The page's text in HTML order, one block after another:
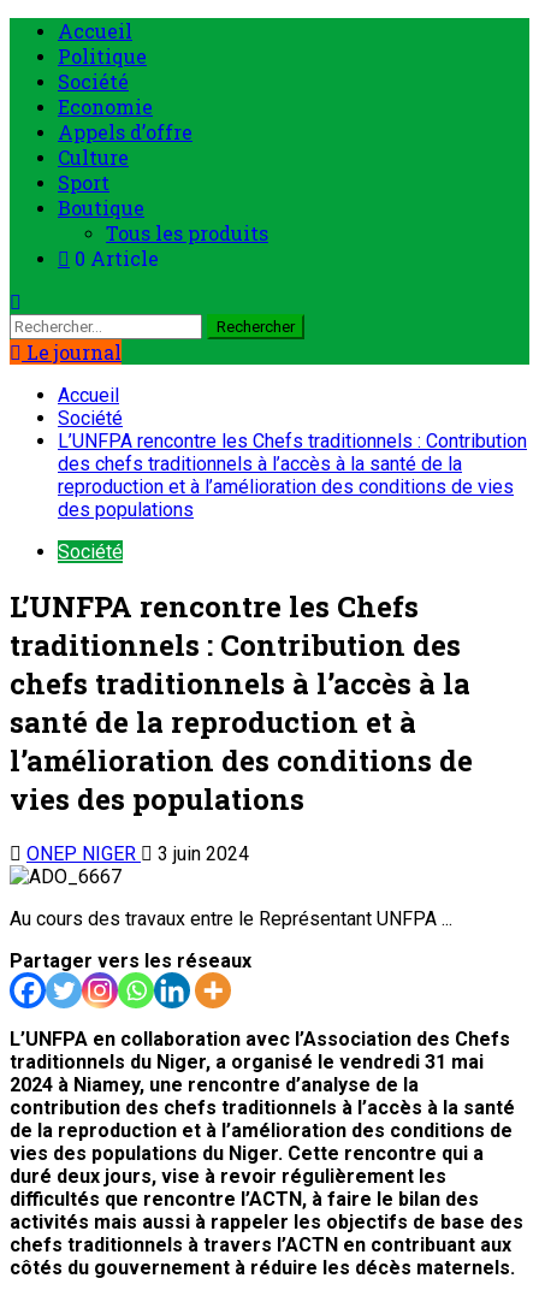
Accueil
Politique
Société
Economie
Appels d’offre
Culture
Sport
Boutique
Tous les produits
0 Article
Le journal
Accueil
Société
L’UNFPA rencontre les Chefs traditionnels : Contribution
des chefs traditionnels à l’accès à la santé de la
reproduction et à l’amélioration des conditions de vies
des populations
Société
L’UNFPA rencontre les Chefs
traditionnels : Contribution des
chefs traditionnels à l’accès à la
santé de la reproduction et à
l’amélioration des conditions de
vies des populations
ONEP NIGER 3 juin 2024
Au cours des travaux entre le Représentant UNFPA ...
Partager vers les réseaux
L’UNFPA en collaboration avec l’Association des Chefs
traditionnels du Niger, a organisé le vendredi 31 mai
2024 à Niamey, une rencontre d’analyse de la
contribution des chefs traditionnels à l’accès à la santé
de la reproduction et à l’amélioration des conditions de
vies des populations du Niger. Cette rencontre qui a
duré deux jours, vise à revoir régulièrement les
difficultés que rencontre l’ACTN, à faire le bilan des
activités mais aussi à rappeler les objectifs de base des
chefs traditionnels à travers l’ACTN en contribuant aux
côtés du gouvernement à réduire les décès maternels.